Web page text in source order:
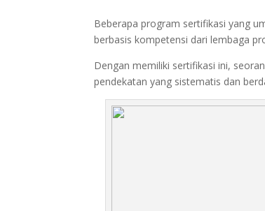
Beberapa program sertifikasi yang
berbasis kompetensi dari lembaga
Dengan memiliki sertifikasi ini,
pendekatan yang sistematis dan